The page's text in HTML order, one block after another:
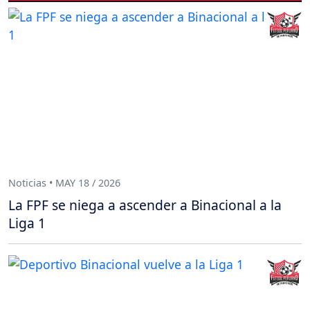
Noticias • MAY 18 / 2026
La FPF se niega a ascender a Binacional a la
Liga 1